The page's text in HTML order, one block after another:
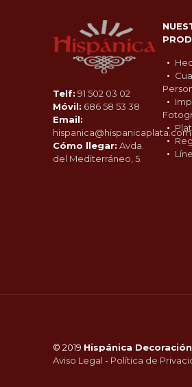
Telf: 91 502 03 02
Móvil: 686 58 53 38
Email:
hispanica@hispanicaplata.com
Cómo llegar: Avda.
del Mediterráneo, 5.
© 2019 Hispánica Decoración
Aviso Legal - Política de